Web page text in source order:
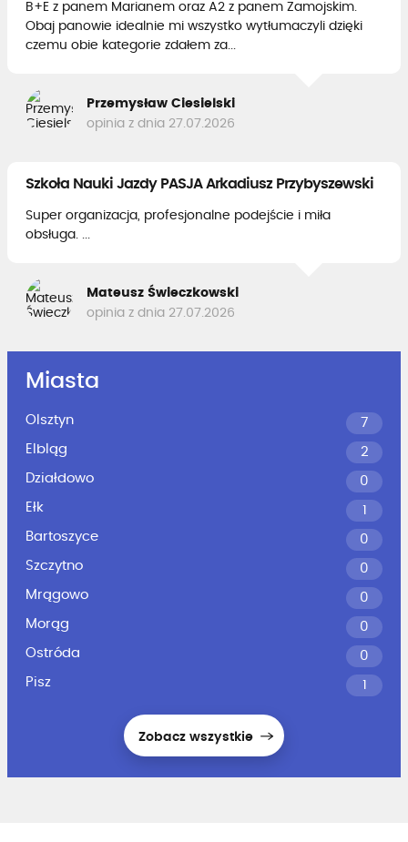
B+E z panem Marianem oraz A2 z panem Zamojskim.
Obaj panowie idealnie mi wszystko wytłumaczyli dzięki
czemu obie kategorie zdałem za...
Przemysław Ciesielski
opinia z dnia 27.07.2026
Szkoła Nauki Jazdy PASJA Arkadiusz Przybyszewski
Super organizacja, profesjonalne podejście i miła
obsługa. ...
Mateusz Świeczkowski
opinia z dnia 27.07.2026
Miasta
Olsztyn
7
Elbląg
2
Działdowo
0
Ełk
1
Bartoszyce
0
Szczytno
0
Mrągowo
0
Morąg
0
Ostróda
0
Pisz
1
Zobacz wszystkie